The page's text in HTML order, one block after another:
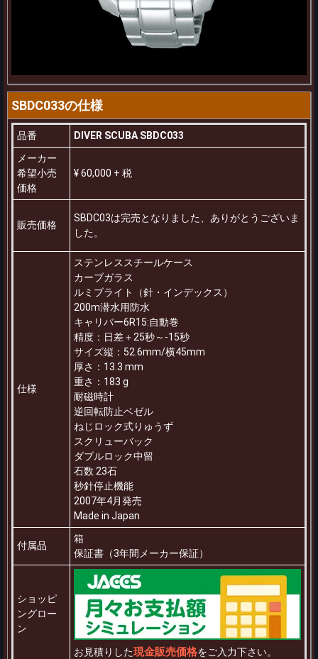
SBDC033の仕様
品番
DIVER SCUBA SBDC033
メーカー
希望小売
価格
¥ 60,000 + 税
販売価格
SBDC03は完売となりました、ありがとうございま
した。
仕様
ステンレススチールケース
カーブガラス
ルミブライト（針・インデックス）
200m潜水用防水
キャリバー6R15:自動巻
精度：日差＋25秒～-15秒
サイズ縦：52.6mm/横45mm
厚さ：13.3 mm
重さ：183 g
耐磁時計
逆回転防止ベゼル
ねじロック式りゅうず
スクリューバック
ダブルロック中留
石数 23石
秒針停止機能
2007年4月発売
Made in Japan
付属品
箱
保証書（3年間メーカー保証）
ショッピ
ングロー
ン
お見積りした現金販売価格をご入力下さい。